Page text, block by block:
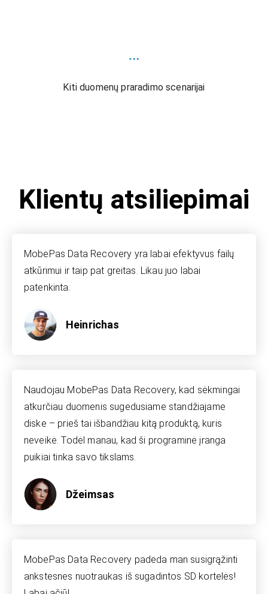
Kiti duomenų praradimo scenarijai
Klientų atsiliepimai
MobePas Data Recovery yra labai efektyvus failų
atkūrimui ir taip pat greitas. Likau juo labai
patenkinta.
Heinrichas
Naudojau MobePas Data Recovery, kad sėkmingai
atkurčiau duomenis sugedusiame standžiajame
diske – prieš tai išbandžiau kitą produktą, kuris
neveikė. Todėl manau, kad ši programinė įranga
puikiai tinka savo tikslams.
Džeimsas
MobePas Data Recovery padeda man susigrąžinti
ankstesnes nuotraukas iš sugadintos SD kortelės!